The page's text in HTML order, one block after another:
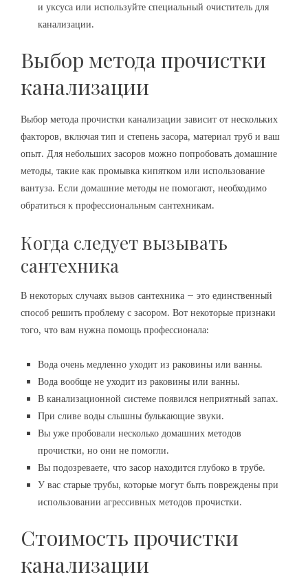
и уксуса или используйте специальный очиститель для
канализации.
Выбор метода прочистки
канализации
Выбор метода прочистки канализации зависит от нескольких
факторов, включая тип и степень засора, материал труб и ваш
опыт. Для небольших засоров можно попробовать домашние
методы, такие как промывка кипятком или использование
вантуза. Если домашние методы не помогают, необходимо
обратиться к профессиональным сантехникам.
Когда следует вызывать
сантехника
В некоторых случаях вызов сантехника – это единственный
способ решить проблему с засором. Вот некоторые признаки
того, что вам нужна помощь профессионала:
Вода очень медленно уходит из раковины или ванны.
Вода вообще не уходит из раковины или ванны.
В канализационной системе появился неприятный запах.
При сливе воды слышны булькающие звуки.
Вы уже пробовали несколько домашних методов
прочистки, но они не помогли.
Вы подозреваете, что засор находится глубоко в трубе.
У вас старые трубы, которые могут быть повреждены при
использовании агрессивных методов прочистки.
Стоимость прочистки
канализации